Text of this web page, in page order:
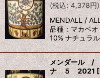
(税込: 4,378円)
MENDALL /
品種：マカベ
10% ナチュラ
メンダール /
ナ ５ 2021 [